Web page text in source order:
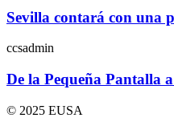
Sevilla contará con una
ccsadmin
De la Pequeña Pantalla
© 2025 EUSA